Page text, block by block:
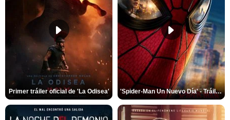
Primer tráiler oficial de 'La Odisea' 'Spider-Man Un Nuevo Día' - Tráiler oficial subtitulado